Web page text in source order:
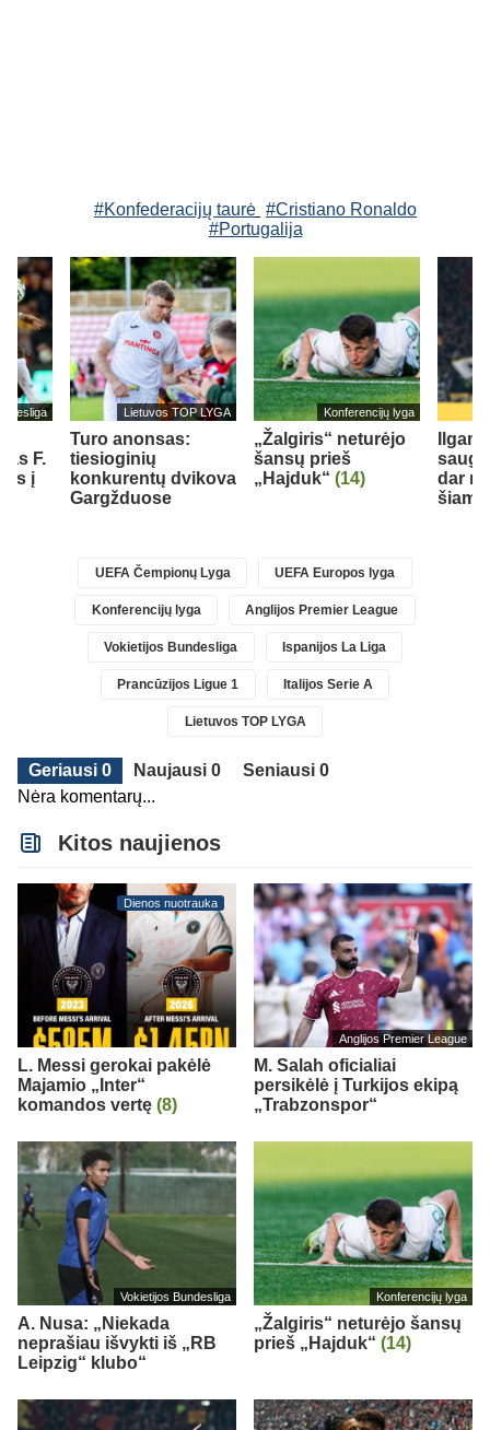
#Konfederacijų taurė #Cristiano Ronaldo
#Portugalija
F.
į
Lietuvos TOP LYGA
Turo anonsas:
tiesioginių
konkurentų dvikova
Gargžduose
Konferencijų lyga
„Žalgiris“ neturėjo
šansų prieš
„Hajduk“ (14)
dar
UEFA Čempionų Lyga UEFA Europos lyga
Konferencijų lyga Anglijos Premier League
Vokietijos Bundesliga Ispanijos La Liga
Prancūzijos Ligue 1 Italijos Serie A
Lietuvos TOP LYGA
Geriausi 0 Naujausi 0
Seniausi 0
Nėra komentarų...
Kitos naujienos
Dienos nuotrauka
L. Messi gerokai pakėlė
Majamio „Inter“
komandos vertę (8)
Anglijos Premier League
M. Salah oficialiai
persikėlė į Turkijos ekipą
„Trabzonspor“
Vokietijos Bundesliga
A. Nusa: „Niekada
neprašiau išvykti iš „RB
Leipzig“ klubo“
Konferencijų lyga
„Žalgiris“ neturėjo šansų
prieš „Hajduk“ (14)